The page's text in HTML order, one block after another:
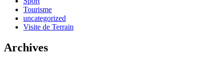
Tourisme
uncategorized
Visite de Terrain
Archives